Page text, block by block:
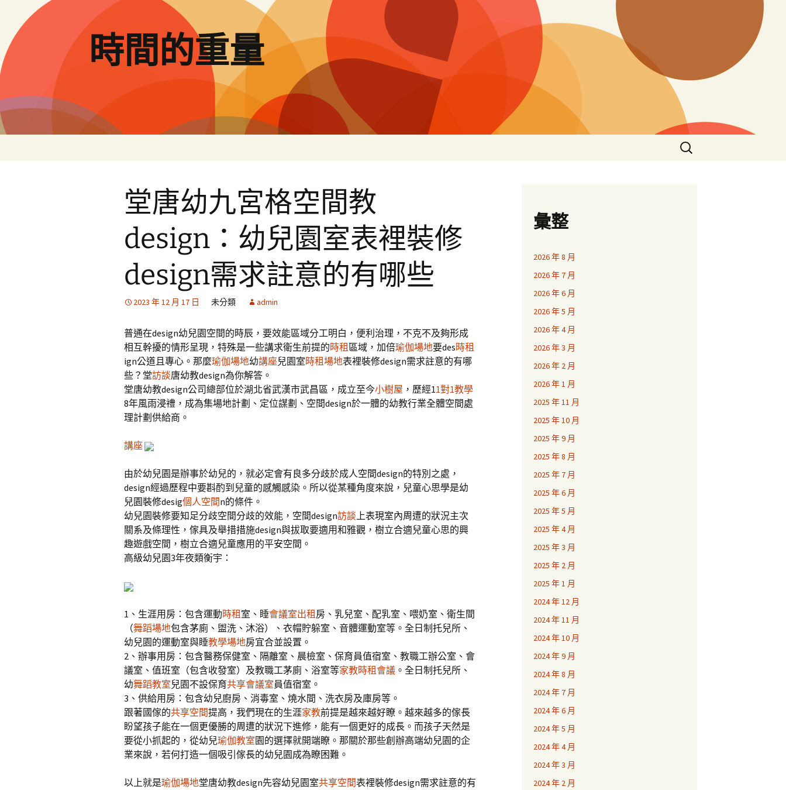
要
內
容
時間的重量
搜
尋
堂唐幼九宮格空間教
design：幼兒園室表裡裝修
design需求註意的有哪些
2023 年 12 月 17 日 未分類 admin
普通在design幼兒園空間的時辰，要效能區域分工明白，便利治理，不克不及夠形成
相互幹擾的情形呈現，特殊是一些講求衛生前提的時租 區域，加倍瑜伽場地要des時租
ign公道且專心。那麼瑜伽場地幼講座兒園室時租場地表裡裝修design需求註意的有哪
些？堂訪談唐幼教design為你解答。
堂唐幼教design公司總部位於湖北省武漢市武昌區，成立至今小樹屋 ，歷經11對1教學
8年風雨浸禮，成為集場地計劃、定位謀劃、空間design於一體的幼教行業全體空間處
理計劃供給商。
講座
由於幼兒園是辦事於幼兒的，就必定會有良多分歧於成人空間design的特別之處，
design經過歷程中要斟酌到兒童的感觸感染。所以從某種角度來說，兒童心思學是幼
兒園裝修desig個人空間n的條件。
幼兒園裝修要知足分歧空間分歧的效能，空間design訪談上表現室內周遭的狀況主次
關系及條理性，傢具及舉措措施design與拔取要適用和雅觀，樹立合適兒童心思的興
趣遊戲空間，樹立合適兒童應用的平安空間。
高級幼兒園3年夜類衡宇：
1、生涯用房：包含運動時租 室、睡會議室出租 房、乳兒室、配乳室、喂奶室、衛生間
（舞蹈場地包含茅廁、盥洗、沐浴）、衣帽貯躲室、音體運動室等。全日制托兒所、
幼兒園的運動室與睡教學場地房宜合並設置。
2、辦事用房：包含醫務保健室、隔離室、晨檢室、保育員值宿室、教職工辦公室、會
議室、值班室（包含收發室）及教職工茅廁、浴室等家教時租會議 。全日制托兒所、
幼舞蹈教室兒園不設保育共享會議室員值宿室。
3、供給用房：包含幼兒廚房、消毒室、燒水間、洗衣房及庫房等。
跟著國傢的共享空間提高，我們現在的生涯家教前提是越來越好瞭。越來越多的傢長
盼望孩子能在一個更優勝的周遭的狀況下進修，能有一個更好的成長。而孩子天然是
要從小抓起的，從幼兒瑜伽教室園的選擇就開端瞭。那關於那些創辦高端幼兒園的企
業來說，若何打造一個吸引傢長的幼兒園成為瞭困難。
以上就是瑜伽場地堂唐幼教design先容幼兒園室共享空間表裡裝修design需求註意的有
彙整
2026 年 8 月
2026 年 7 月
2026 年 6 月
2026 年 5 月
2026 年 4 月
2026 年 3 月
2026 年 2 月
2026 年 1 月
2025 年 11 月
2025 年 10 月
2025 年 9 月
2025 年 8 月
2025 年 7 月
2025 年 6 月
2025 年 5 月
2025 年 4 月
2025 年 3 月
2025 年 2 月
2025 年 1 月
2024 年 12 月
2024 年 11 月
2024 年 10 月
2024 年 9 月
2024 年 8 月
2024 年 7 月
2024 年 6 月
2024 年 5 月
2024 年 4 月
2024 年 3 月
2024 年 2 月